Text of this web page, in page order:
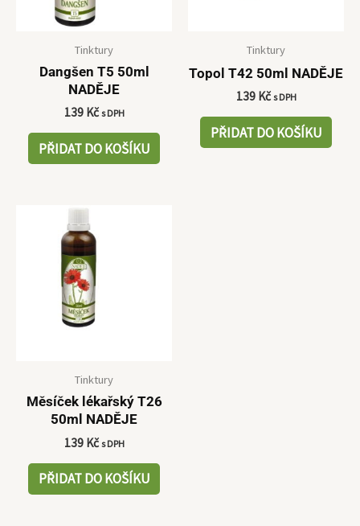
Tinktury
Dangšen T5 50ml
NADĚJE
139 Kč s DPH
PŘIDAT DO KOŠÍKU
Tinktury
Topol T42 50ml NADĚJE
139 Kč s DPH
PŘIDAT DO KOŠÍKU
Tinktury
Měsíček lékařský T26
50ml NADĚJE
139 Kč s DPH
PŘIDAT DO KOŠÍKU